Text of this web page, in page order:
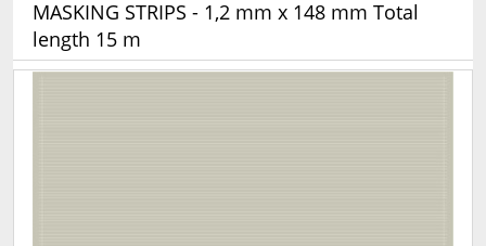
MASKING STRIPS - 1,2 mm x 148 mm Total
length 15 m